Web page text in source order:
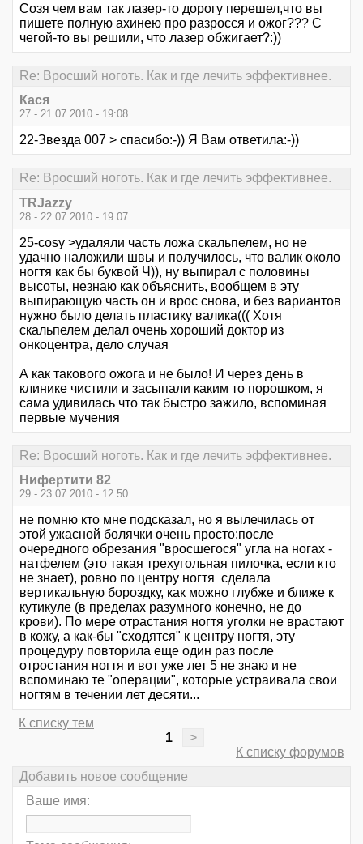
Coзя чем вам так лазер-то дорогу перешел,что вы
пишете полную ахинею про разросся и ожог??? С
чегой-то вы решили, что лазер обжигает?:))
Re: Вросший ноготь. Как и где лечить эффективнее.
Кася
27 - 21.07.2010 - 19:08
22-Звезда 007 > спасибо:-)) Я Вам ответила:-))
Re: Вросший ноготь. Как и где лечить эффективнее.
TRJazzy
28 - 22.07.2010 - 19:07
25-cosy >удаляли часть ложа скальпелем, но не
удачно наложили швы и получилось, что валик около
ногтя как бы буквой Ч)), ну выпирал с половины
высоты, незнаю как объяснить, вообщем в эту
выпирающую часть он и врос снова, и без вариантов
нужно было делать пластику валика((( Хотя
скальпелем делал очень хороший доктор из
онкоцентра, дело случая
А как такового ожога и не было! И через день в
клинике чистили и засыпали каким то порошком, я
сама удивилась что так быстро зажило, вспоминая
первые мучения
Re: Вросший ноготь. Как и где лечить эффективнее.
Нифертити 82
29 - 23.07.2010 - 12:50
не помню кто мне подсказал, но я вылечилась от
этой ужасной болячки очень просто:после
очередного обрезания "вросшегося" угла на ногах -
натфелем (это такая трехугольная пилочка, если кто
не знает), ровно по центру ногтя сделала
вертикальную бороздку, как можно глубже и ближе к
кутикуле (в пределах разумного конечно, не до
крови). По мере отрастания ногтя уголки не врастают
в кожу, а как-бы "сходятся" к центру ногтя, эту
процедуру повторила еще один раз после
отростания ногтя и вот уже лет 5 не знаю и не
вспоминаю те "операции", которые устраивала свои
ногтям в течении лет десяти...
К списку тем
1
>
К списку форумов
Добавить новое сообщение
Ваше имя: